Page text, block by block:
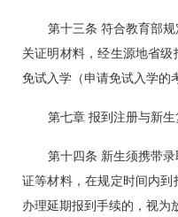
第十三条 符合教育部规
关证明材料，经生源地省
免试入学（申请免试入学的
第七章 报到注册与新生
第十四条 新生须携带
证等材料，在规定时间内
办理延期报到手续的，视为